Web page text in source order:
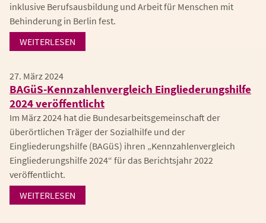
inklusive Berufsausbildung und Arbeit für Menschen mit
Behinderung in Berlin fest.
WEITERLESEN
27. März 2024
BAGüS-Kennzahlenvergleich Eingliederungshilfe
2024 veröffentlicht
Im März 2024 hat die Bundesarbeitsgemeinschaft der
überörtlichen Träger der Sozialhilfe und der
Eingliederungshilfe (BAGüS) ihren „Kennzahlenvergleich
Eingliederungshilfe 2024“ für das Berichtsjahr 2022
veröffentlicht.
WEITERLESEN